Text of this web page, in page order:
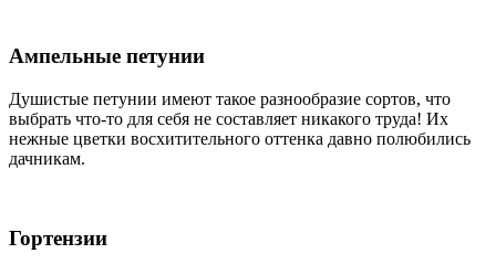
Ампельные петунии
Душистые петунии имеют такое разнообразие сортов, что
выбрать что-то для себя не составляет никакого труда! Их
нежные цветки восхитительного оттенка давно полюбились
дачникам.
Гортензии